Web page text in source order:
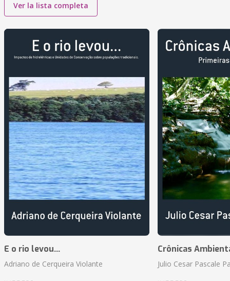
Ver la lista completa
E o rio levou...
Adriano de Cerqueira Violante
Crônicas
Julio Cesar Pascale